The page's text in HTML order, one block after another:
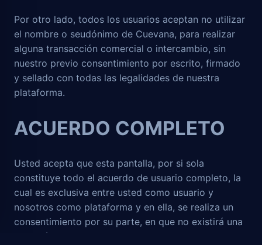
Por otro lado, todos los usuarios aceptan no utilizar
el nombre o seudónimo de Cuevana, para realizar
alguna transacción comercial o intercambio, sin
nuestro previo consentimiento por escrito, firmado
y sellado con todas las legalidades de nuestra
plataforma.
ACUERDO COMPLETO
Usted acepta que esta pantalla, por si sola
constituye todo el acuerdo de usuario completo, la
cual es exclusiva entre usted como usuario y
nosotros como plataforma y en ella, se realiza un
consentimiento por su parte, en que no existirá una
variación de estos acuerdos de usuario y que estos